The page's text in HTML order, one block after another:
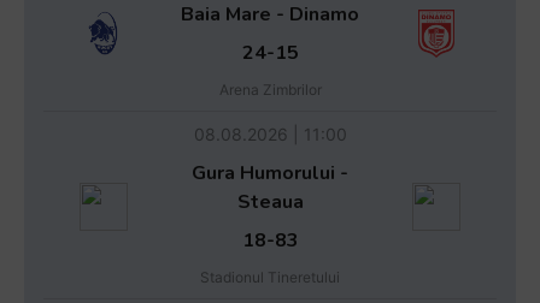
Baia Mare - Dinamo
24-15
Arena Zimbrilor
08.08.2026 | 11:00
Gura Humorului -
Steaua
18-83
Stadionul Tineretului